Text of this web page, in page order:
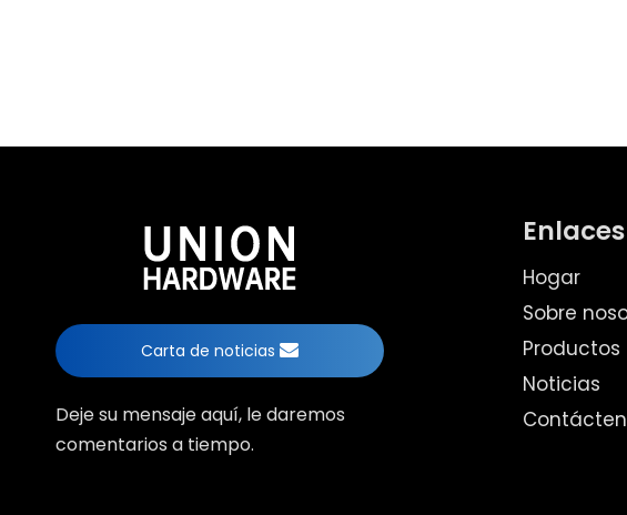
Carta de noticias
Deje su mensaje aquí, le daremos
comentarios a tiempo.
Hogar
Sobre
Productos
Noticias